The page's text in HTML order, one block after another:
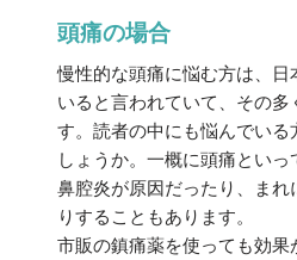
頭痛の場合
慢性的な頭痛に悩む方は、日
いると言われていて、その多
す。読者の中にも悩んでい
しょうか。一概に頭痛といっ
鼻腔炎が原因だったり、まれ
りすることもあります。
市販の鎮痛薬を使っても効果